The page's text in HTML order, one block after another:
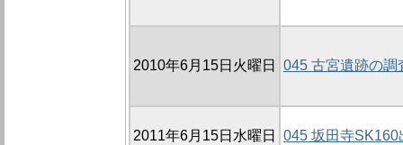
2010年6月15日火曜日 045 古宮遺跡の調
2011年6月15日水曜日 045 坂田寺SK160